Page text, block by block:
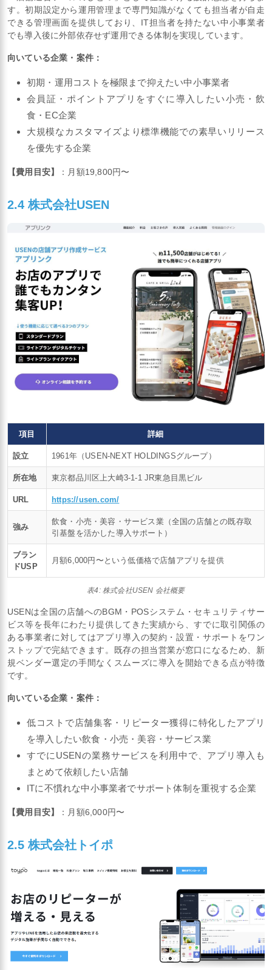
す。初期設定から運用管理まで専門知識がなくても担当者が自走
できる管理画面を提供しており、IT担当者を持たない中小事業者
でも導入後に外部依存せず運用できる体制を実現しています。
向いている企業・案件：
初期・運用コストを極限まで抑えたい中小事業者
会員証・ポイントアプリをすぐに導入したい小売・飲
食・EC企業
大規模なカスタマイズより標準機能での素早いリリース
を優先する企業
【費用目安】 ：月額19,800円〜
2.4 株式会社USEN
項目 詳細
設立 1961年（USEN-NEXT HOLDINGSグループ）
所在地 東京都品川区上大崎3-1-1 JR東急目黒ビル
URL https://usen.com/
強み
飲食・小売・美容・サービス業（全国の店舗との既存取
引基盤を活かした導入サポート）
ブラン
ドUSP
月額6,000円〜という低価格で店舗アプリを提供
表4: 株式会社USEN 会社概要
USENは全国の店舗へのBGM・POSシステム・セキュリティサー
ビス等を長年にわたり提供してきた実績から、すでに取引関係の
ある事業者に対してはアプリ導入の契約・設置・サポートをワン
ストップで完結できます。既存の担当営業が窓口になるため、新
規ベンダー選定の手間なくスムーズに導入を開始できる点が特徴
です。
向いている企業・案件：
低コストで店舗集客・リピーター獲得に特化したアプリ
を導入したい飲食・小売・美容・サービス業
すでにUSENの業務サービスを利用中で、アプリ導入も
まとめて依頼したい店舗
ITに不慣れな中小事業者でサポート体制を重視する企業
【費用目安】 ：月額6,000円〜
2.5 株式会社トイポ